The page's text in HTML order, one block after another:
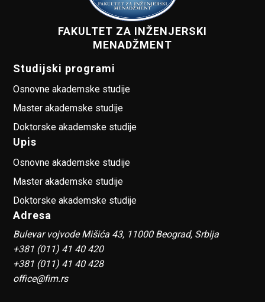
FAKULTET ZA INŽENJERSKI
MENADŽMENT
Studijski programi
Osnovne akademske studije
Master akademske studije
Doktorske akademske studije
Upis
Osnovne akademske studije
Master akademske studije
Doktorske akademske studije
Adresa
Bulevar vojvode Mišića 43, 11000 Beograd, Srbija
+381 (011) 41 40 420
+381 (011) 41 40 428
office@fim.rs